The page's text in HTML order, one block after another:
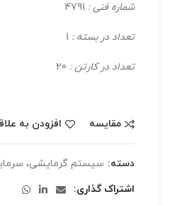
شماره فنی :
تعداد در بسته :
تعداد در کارتن :
مقایسه افزودن به
دسته: سیستم گرمایشی،
اشتراک گذاری